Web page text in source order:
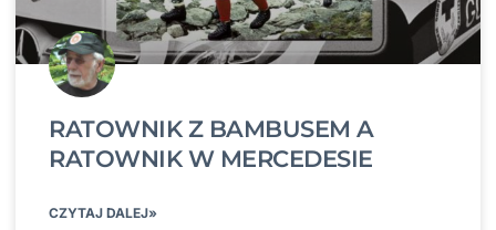
RATOWNIK Z BAMBUSEM A
RATOWNIK W MERCEDESIE
CZYTAJ DALEJ»